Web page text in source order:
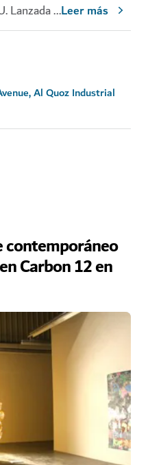
Lanzada...Leer más
Al Quoz Industrial
contemporáneo
Carbon 12 en